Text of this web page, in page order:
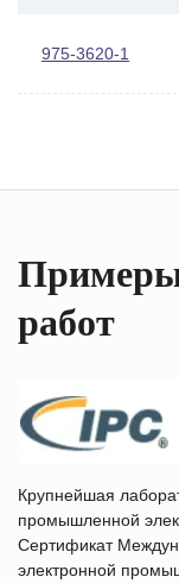
975-3620-1
работ
Крупнейшая
промышленной
Сертификат
электронной